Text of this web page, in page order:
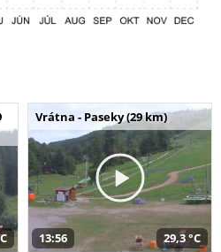
Vrátna - Paseky (29 km)
13:56 29,3 °C